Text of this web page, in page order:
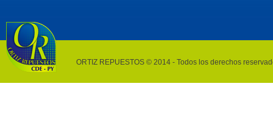
ORTIZ REPUESTOS © 2014 - Todos los derechos